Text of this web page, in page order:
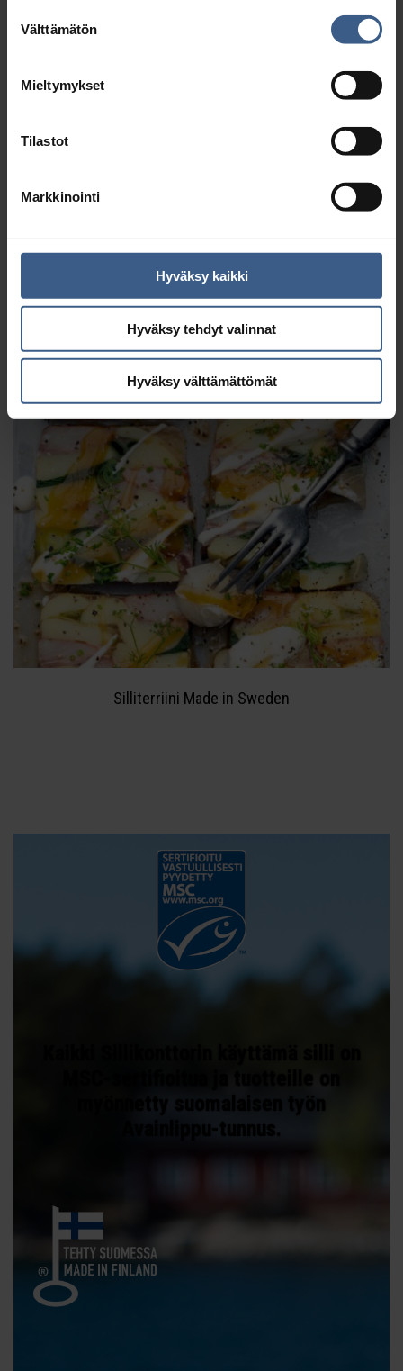
valinta
Välttämätön
Mieltymykset
Tilastot
Markkinointi
Hyväksy kaikki
Hyväksy tehdyt valinnat
Hyväksy välttämättömät
Silli-parsakaali-salaatti & sinappivinegretti
Silliterriini Made in Sweden
Avainlippu-tunnus.